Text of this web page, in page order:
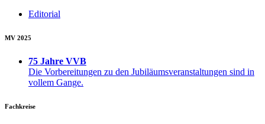
Editorial
MV 2025
75 Jahre VVB
Die Vorbereitungen zu den Jubiläumsveranstaltungen sind in
vollem Gange.
Fachkreise